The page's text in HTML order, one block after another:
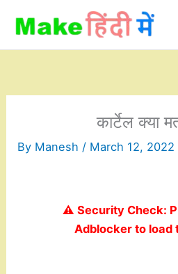
content
कार्टेल क्या
By Manesh / March 12, 2022
⚠️ Security Check:
Adblocker to load